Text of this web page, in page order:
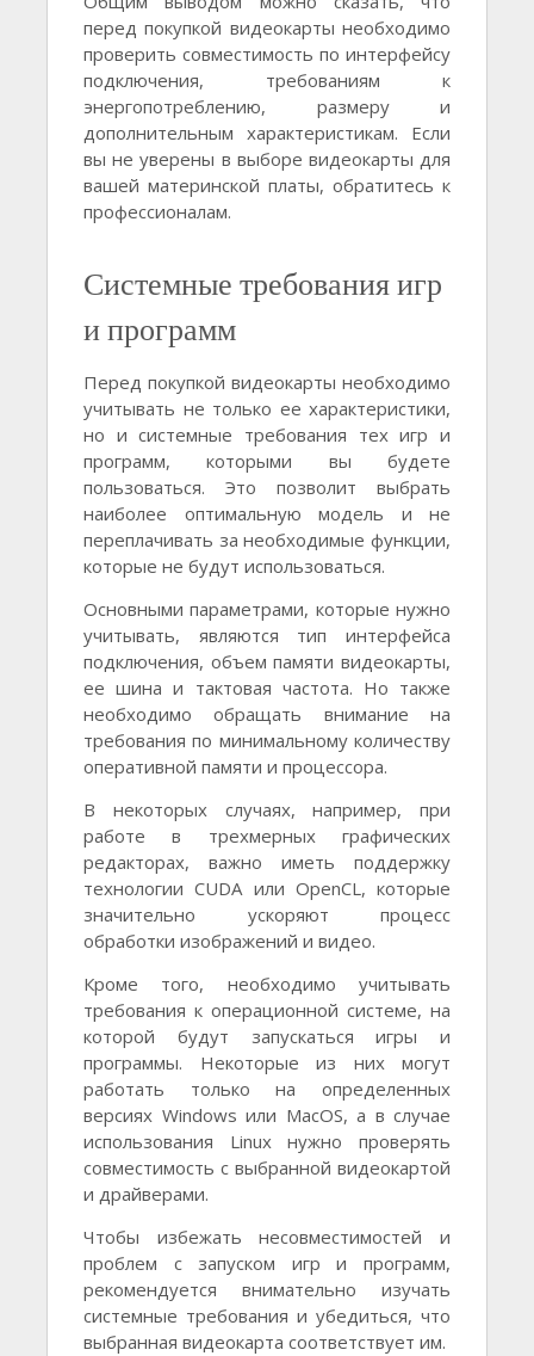
перед покупкой видеокарты необходимо
проверить совместимость по интерфейсу
подключения, требованиям к
энергопотреблению, размеру и
дополнительным характеристикам. Если
вы не уверены в выборе видеокарты для
вашей материнской платы, обратитесь к
профессионалам.
Системные требования игр
и программ
Перед покупкой видеокарты необходимо
учитывать не только ее характеристики,
но и системные требования тех игр и
программ, которыми вы будете
пользоваться. Это позволит выбрать
наиболее оптимальную модель и не
переплачивать за необходимые функции,
которые не будут использоваться.
Основными параметрами, которые нужно
учитывать, являются тип интерфейса
подключения, объем памяти видеокарты,
ее шина и тактовая частота. Но также
необходимо обращать внимание на
требования по минимальному количеству
оперативной памяти и процессора.
В некоторых случаях, например, при
работе в трехмерных графических
редакторах, важно иметь поддержку
технологии CUDA или OpenCL, которые
значительно ускоряют процесс
обработки изображений и видео.
Кроме того, необходимо учитывать
требования к операционной системе, на
которой будут запускаться игры и
программы. Некоторые из них могут
работать только на определенных
версиях Windows или MacOS, а в случае
использования Linux нужно проверять
совместимость с выбранной видеокартой
и драйверами.
Чтобы избежать несовместимостей и
проблем с запуском игр и программ,
рекомендуется внимательно изучать
системные требования и убедиться, что
выбранная видеокарта соответствует им.